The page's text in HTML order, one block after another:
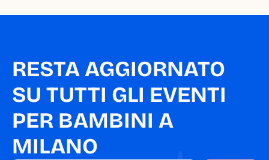
RESTA AGGIORNATO
SU TUTTI GLI EVENTI
PER BAMBINI A
MILANO